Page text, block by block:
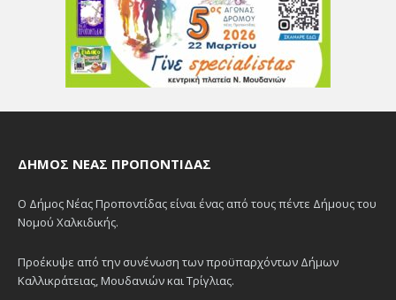
ΔΉΜΟΣ ΝΈΑΣ ΠΡΟΠΟΝΤΊΔΑΣ
Ο Δήμος Νέας Προποντίδας είναι ένας από τους πέντε Δήμους του
Νομού Χαλκιδικής.
Προέκυψε από την συνένωση των προϋπαρχόντων Δήμων
Καλλικράτειας, Μουδανιών και Τρίγλιας.